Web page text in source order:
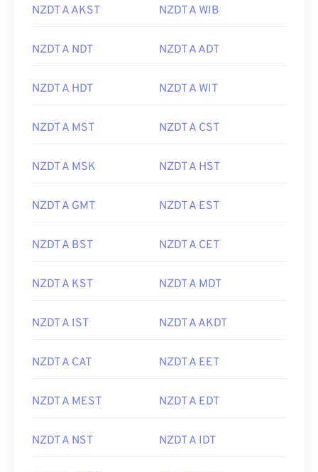
NZDT A AKST NZDT A WIB
NZDT A NDT NZDT A ADT
NZDT A HDT NZDT A WIT
NZDT A MST NZDT A CST
NZDT A MSK NZDT A HST
NZDT A GMT NZDT A EST
NZDT A BST NZDT A CET
NZDT A KST NZDT A MDT
NZDT A IST NZDT A AKDT
NZDT A CAT NZDT A EET
NZDT A MEST NZDT A EDT
NZDT A NST NZDT A IDT